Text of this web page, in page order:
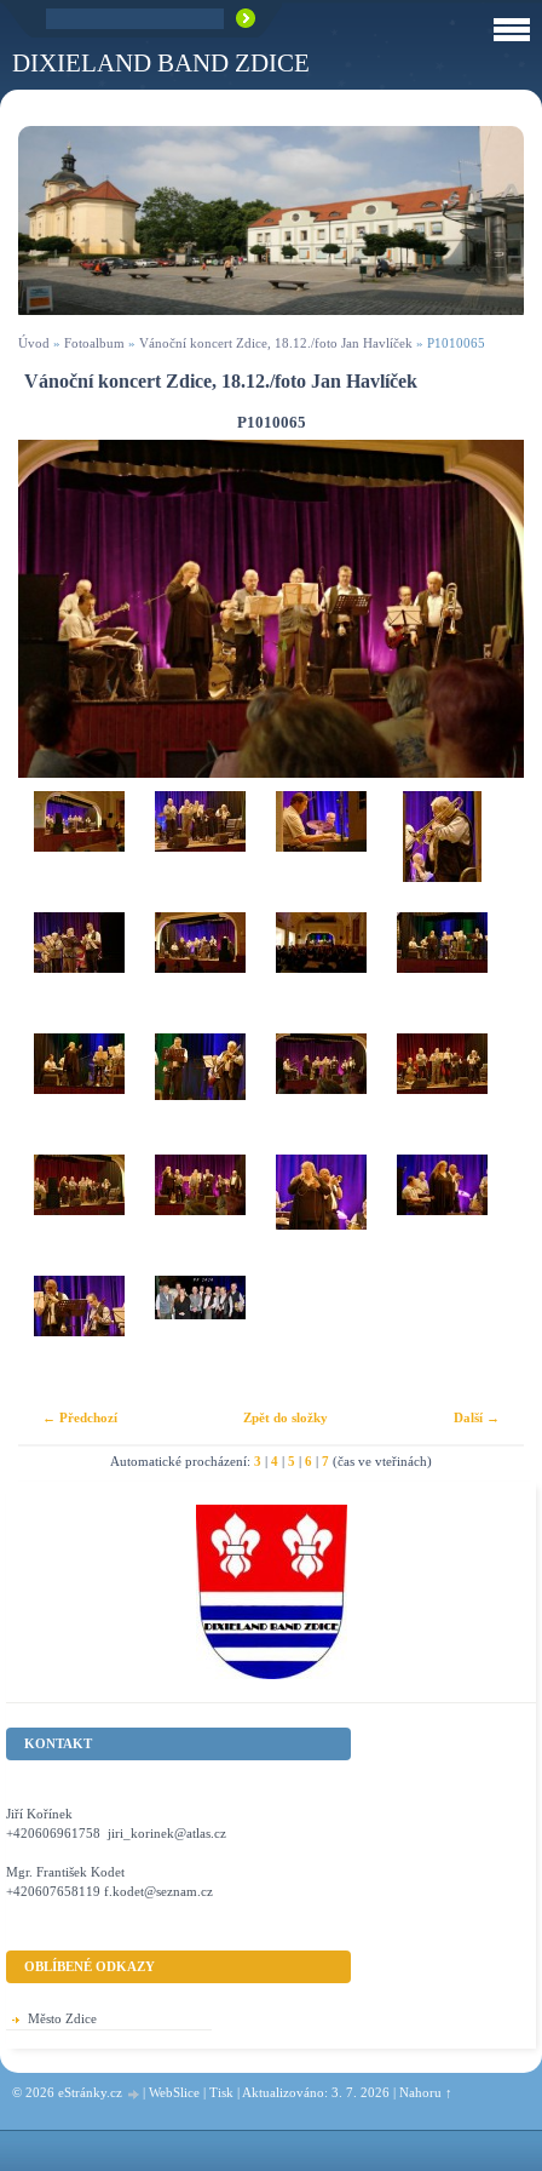
DIXIELAND BAND ZDICE
Úvod » Fotoalbum » Vánoční koncert Zdice, 18.12./foto Jan Havlíček » P1010065
Vánoční koncert Zdice, 18.12./foto Jan Havlíček
P1010065
← Předchozí Další →
Zpět do složky
Automatické procházení: 3 | 4 | 5 | 6 | 7 (čas ve vteřinách)
KONTAKT
Jiří Kořínek
+420606961758 jiri_korinek@atlas.cz
Mgr. František Kodet
+420607658119 f.kodet@seznam.cz
OBLÍBENÉ ODKAZY
Město Zdice
© 2026 eStránky.cz | WebSlice | Tisk | Aktualizováno: 3. 7. 2026 | Nahoru ↑